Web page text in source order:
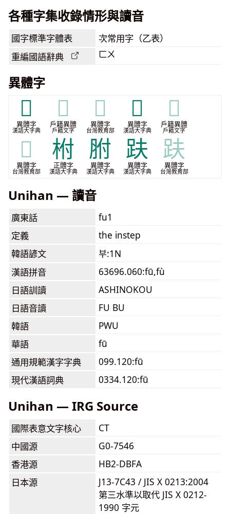
各種字集收錄情形與讀音
國字標準字體表 次常用字（乙表）
重編國語辭典 ㄈㄨ
異體字
𧿤
異體字
漢語大字典
𧿤
戶籍異體
戶籍文字
𧿤
異體字
台灣教育部
𨁵
異體字
漢語大字典
𨁵
戶籍異體
戶籍文字
𨁵
異體字
台灣教育部
柎
正體字
漢語大字典
胕
異體字
漢語大字典
趺
異體字
漢語大字典
趺
異體字
台灣教育部
Unihan — 讀音
廣東話
fu1
定義
the instep
韓語諺文
부:1N
漢語拼音
63696.060:fū,fù
日語訓讀
ASHINOKOU
日語音讀
FU BU
韓語
PWU
華語
fū
通用規範漢字字典
099.120:fū
現代漢語詞典
0334.120:fū
Unihan — IRG Source
國際表意文字核心
CT
中國源
G0-7546
香港源
HB2-DBFA
日本源
J13-7C43 / JIS X 0213:2004
第三水準以取代 JIS X 0212-
1990 字元